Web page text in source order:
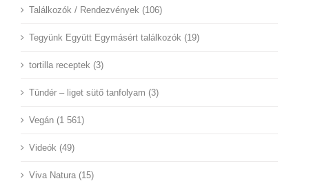
Találkozók / Rendezvények (106)
Tegyünk Együtt Egymásért találkozók (19)
tortilla receptek (3)
Tündér – liget sütő tanfolyam (3)
Vegán (1 561)
Videók (49)
Viva Natura (15)